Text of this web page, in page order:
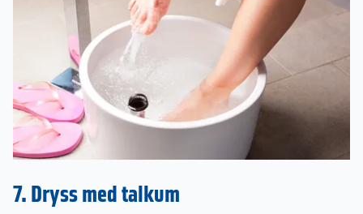
7. Dryss med talkum